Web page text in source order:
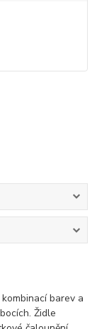
barev a
Židle